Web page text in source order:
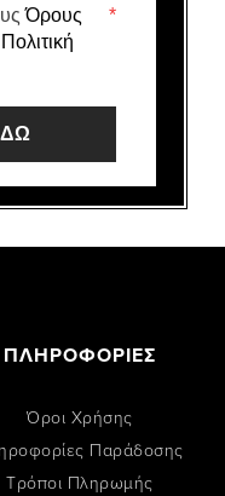
σου;
μας θα σε
ΠΛΗΡΟΦΟΡΙΕΣ
Όροι Χρήσης
Παράδοσης
Tρόποι Πληρωμής
Όρους
*